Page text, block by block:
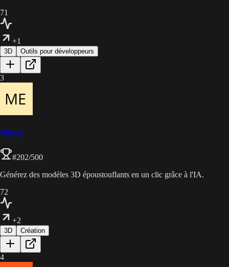
71
+1
3D Outils pour développeurs
3
Meshy
#202/500
Générez des modèles 3D époustouflants en un clic grâce à l'IA.
72
+2
3D Création
4